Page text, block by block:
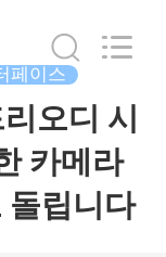
페이스
오디 시
카메라
돌립니다